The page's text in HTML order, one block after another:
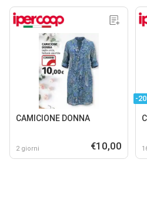
CAMICIONE DONNA
2 giorni €10,00
-